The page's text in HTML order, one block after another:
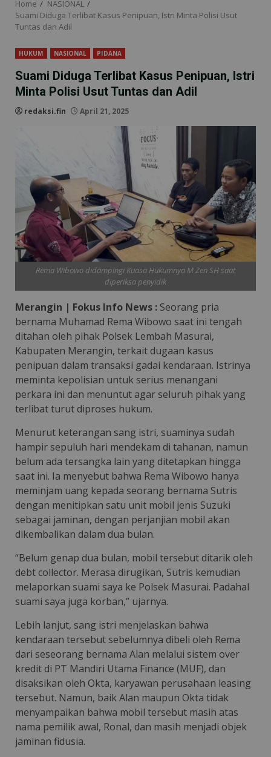
Home
NASIONAL
Suami Diduga Terlibat Kasus Penipuan, Istri Minta Polisi Usut
Tuntas dan Adil
HUKUM NASIONAL PIDANA
Suami Diduga Terlibat Kasus Penipuan, Istri
Minta Polisi Usut Tuntas dan Adil
redaksi.fin April 21, 2025
Rema Wibowo didampingi Kuasa Hukumnya M Zen SH saat
diperiksa penyidik
Merangin | Fokus Info News : Seorang pria
bernama Muhamad Rema Wibowo saat ini tengah
ditahan oleh pihak Polsek Lembah Masurai,
Kabupaten Merangin, terkait dugaan kasus
penipuan dalam transaksi gadai kendaraan. Istrinya
meminta kepolisian untuk serius menangani
perkara ini dan menuntut agar seluruh pihak yang
terlibat turut diproses hukum.
Menurut keterangan sang istri, suaminya sudah
hampir sepuluh hari mendekam di tahanan, namun
belum ada tersangka lain yang ditetapkan hingga
saat ini. Ia menyebut bahwa Rema Wibowo hanya
meminjam uang kepada seorang bernama Sutris
dengan menitipkan satu unit mobil jenis Suzuki
sebagai jaminan, dengan perjanjian mobil akan
dikembalikan dalam dua bulan.
“Belum genap dua bulan, mobil tersebut ditarik oleh
debt collector. Merasa dirugikan, Sutris kemudian
melaporkan suami saya ke Polsek Masurai. Padahal
suami saya juga korban,” ujarnya.
Lebih lanjut, sang istri menjelaskan bahwa
kendaraan tersebut sebelumnya dibeli oleh Rema
dari seseorang bernama Alan melalui sistem over
kredit di PT Mandiri Utama Finance (MUF), dan
disaksikan oleh Okta, karyawan perusahaan leasing
tersebut. Namun, baik Alan maupun Okta tidak
menyampaikan bahwa mobil tersebut masih atas
nama pemilik awal, Ronal, dan masih menjadi objek
jaminan fidusia.